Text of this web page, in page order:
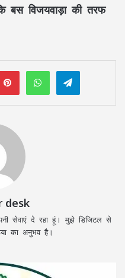
बस विजयवाड़ा की तरफ
PinterestWhatsAppTelegram
desk
सेवाएं दे रहा हूं। मुझे डिजिटल से
का अनुभव है।